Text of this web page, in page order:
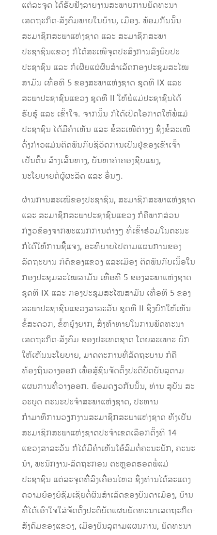
ແຕ່ລະຈຸດ ໄດ້ຮັບຟັງລາຍງານສະພາບການພັດທະນາ
ເສດຖະກິດ-ສັງຄົມພາຍໃນບ້ານ, ເມືອງ. ພ້ອມກັນນັ້ນ
ສະມາຊິກສະພາແຫ່ງຊາດ ແລະ ສະມາຊິກສະພາ
ປະຊາຊົນແຂວງ ກໍໄດ້ສະເໜີຈຸດປະສົງການລົງພົບປະ
ປະຊາຊົນ ແລະ ກໍເຜີຍແຜ່ຜົນສຳເລັດກອງປະຊຸມສະໄໝ
ສາມັນ ເທື່ອທີ 5 ຂອງສະພາແຫ່ງຊາດ ຊຸດທີ IX ແລະ
ສະພາປະຊາຊົນແຂວງ ຊຸດທີ II ໃຫ້ພໍ່ແມ່ປະຊາຊົນໄດ້
ຮັບຮູ້ ແລະ ເຂົ້າໃຈ. ຈາກນັ້ນ ກໍໄດ້ເປີດໂອກາດໃຫ້ພໍ່ແມ່
ປະຊາຊົນ ໄດ້ມີຄຳເຫັນ ແລະ ຂໍ້ສະເໜີຕ່າງໆ ຊຶ່ງຂໍ້ສະເໜີ
ດັ່ງກ່າວແມ່ນຕິດພັນກັບຊີວິດການເປັນຢູ່ຂອງເຂົາເຈົ້າ
ເປັນຕົ້ນ ສ້າງເສັ້ນທາງ, ບັນຫາຄ່າຄອງຊີບແພງ,
ນະໂຍບາຍຕໍ່ຜູ້ຜະລິດ ແລະ ອື່ນໆ.
ຜ່ານການສະເໜີຂອງປະຊາຊົນ, ສະມາຊິກສະພາແຫ່ງຊາດ
ແລະ ສະມາຊິກສະພາປະຊາຊົນແຂວງ ກໍຄືພາກສ່ວນ
ກ່ຽວຂ້ອງຈາກພະແນກການຕ່າງໆ ທີ່ເຂົ້າຮ່ວມໃນຄະນະ
ກໍໄດ້ໃຫ້ການຊີ້ແຈງ, ອະທິບາຍໄປຕາມແຜນການຂອງ
ລັດຖະບານ ກໍຄືຂອງແຂວງ ແລະເມືອງ ຕິດພັນກັບເນື້ອໃນ
ກອງປະຊຸມສະໄໝສາມັນ ເທື່ອທີ 5 ຂອງສະພາແຫ່ງຊາດ
ຊຸດທີ IX ແລະ ກອງປະຊຸມສະໄໝສາມັນ ເທື່ອທີ 5 ຂອງ
ສະພາປະຊາຊົນແຂວງສາລະວັນ ຊຸດທີ II ຊຶ່ງຍົກໃຫ້ເຫັນ
ຂໍ້ສະດວກ, ຂໍ້ຫຍຸ້ງຍາກ, ສິ່ງທ້າທາຍໃນການພັດທະນາ
ເສດຖະກິດ-ສັງຄົມ ຂອງປະເທດຊາດ ໂດຍສະເພາະ ຍົກ
ໃຫ້ເຫັນນະໂຍບາຍ, ມາດຕະການທີ່ລັດຖະບານ ກໍຄື
ທ້ອງຖິ່ນວາງອອກ ເພື່ອສູ້ຊົນຈັດຕັ້ງປະຕິບັດບັນລຸຕາມ
ແຜນການທີ່ວາງອອກ. ພ້ອມດຽວກັນນັ້ນ, ທ່ານ ສຸບັນ ສະ
ວະບຸດ ຄະນະປະຈຳສະພາແຫ່ງຊາດ, ປະທານ
ກຳມາທິການວຽກງານສະມາຊິກສະພາແຫ່ງຊາດ ທັງເປັນ
ສະມາຊິກສະພາແຫ່ງຊາດປະຈຳເຂດເລືອກຕັ້ງທີ 14
ແຂວງສາລະວັນ ກໍໄດ້ມີຄຳເຫັນໂອ້ລົມຕໍ່ຄະນະພັກ, ຄະນະ
ນຳ, ພະນັກງານ-ລັດຖະກອນ ຕະຫຼອດຮອດພໍ່ແມ່
ປະຊາຊົນ ແຕ່ລະຈຸດທີ່ລົງເຄື່ອນໄຫວ ຊຶ່ງທ່ານໄດ້ສະແດງ
ຄວາມຍ້ອງຍໍຊົມເຊີຍຕໍ່ຜົນສຳເລັດຂອງບັນດາເມືອງ, ບ້ານ
ທີ່ໄດ້ເອົາໃຈໃສ່ຈັດຕັ້ງປະຕິບັດແຜນພັດທະນາເສດຖະກິດ-
ສັງຄົມຂອງແຂວງ, ເມືອງບັນລຸຕາມແຜນການ, ພັດທະນາ